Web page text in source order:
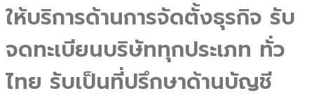
ให้บริการด้านการจัดตั้งธุรกิจ รับ
จดทะเบียนบริษัททุกประเภท ทั่ว
ไทย รับเป็นที่ปรึกษาด้านบัญชี